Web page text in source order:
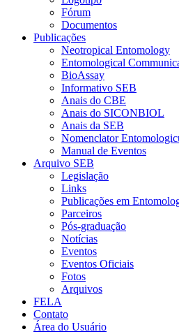
Fórum
Documentos
Publicações
Neotropical Entomology
Entomological
BioAssay
Informativo SEB
Anais do CBE
Anais do SICONBIOL
Anais da SEB
Nomenclator
Manual de Eventos
Arquivo SEB
Legislação
Links
Publicações em
Parceiros
Pós-graduação
Notícias
Eventos
Eventos Oficiais
Fotos
Arquivos
FELA
Contato
Área do Usuário